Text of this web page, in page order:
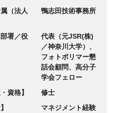
属（法人
鴨志田技術事務所
部署／役
代表（元JSR(株)
／神奈川大学）、
フォトポリマー懇
話会顧問、高分子
学会フェロー
資格】
修士
マネジメント経験